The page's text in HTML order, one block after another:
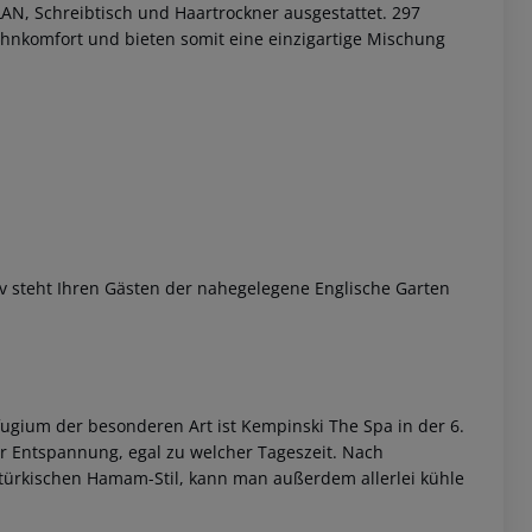
Schreibtisch und Haartrockner ausgestattet. 297
und bieten somit eine einzigartige Mischung
Ihren Gästen der nahegelegene Englische Garten
der besonderen Art ist Kempinski The Spa in der 6.
egal zu welcher Tageszeit. Nach
Hamam-Stil, kann man außerdem allerlei kühle